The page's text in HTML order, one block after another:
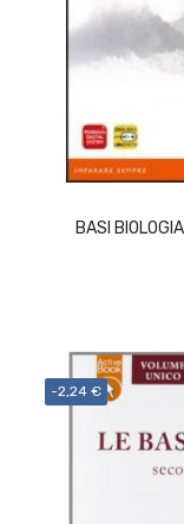
BASI
-2,24 €